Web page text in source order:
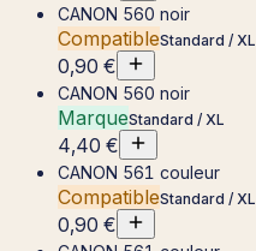
CANON 560 noir
CompatibleStandard / XL
0,90 €
CANON 560 noir
MarqueStandard / XL
4,40 €
CANON 561 couleur
CompatibleStandard / XL
0,90 €